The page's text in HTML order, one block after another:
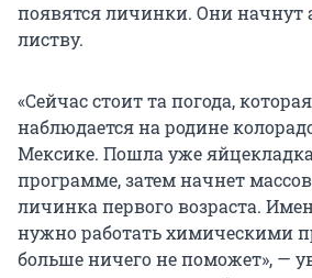
появятся личинки. Они начнут
листву.
«Сейчас стоит та погода,
наблюдается на родине
Мексике. Пошла уже
программе, затем начнет
личинка первого возраста.
нужно работать химическими
больше ничего не поможет», —